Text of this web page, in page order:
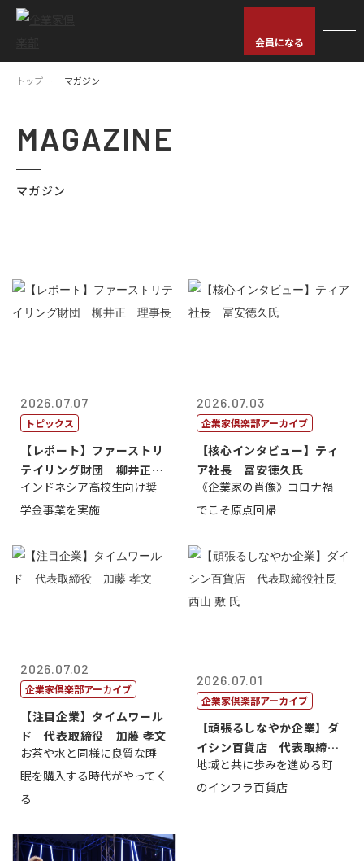
会員になる
トップ マガジン
MAGAZINE
マガジン
2026.07.07
トピックス
【レポート】ファーストリ
テイリング財団 柳井正
理事長
インドネシア高校生向け奨
学金事業を実施
2026.07.03
企業家倶楽部アーカイブ
【核心インタビュー】ティ
ア社長 冨安徳久氏
《企業家の肖像》コロナ禍
でこそ原点回帰
2026.07.02
企業家倶楽部アーカイブ
【注目企業】タイムワール
ド 代表取締役 加藤 孝文
お茶や水と同様に良質な睡
眠を購入する時代がやってく
る
2026.07.01
企業家倶楽部アーカイブ
【頑張るしなやか企業】ダ
イシン百貨店 代表取締役
社長 西山 ...
地域と共に歩みを進める町
のインフラ百貨店